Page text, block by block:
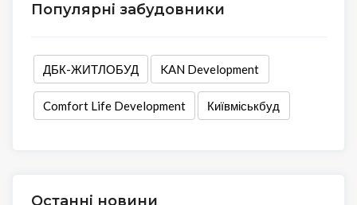
Популярні забудовники
ДБК-ЖИТЛОБУД KAN Development
Comfort Life Development Київміськбуд
Останні новини